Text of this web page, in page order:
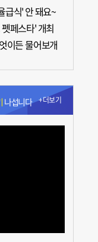
급식' 안 돼요~
페스타' 개최
이든 물어보개
나섭니다 +더보기